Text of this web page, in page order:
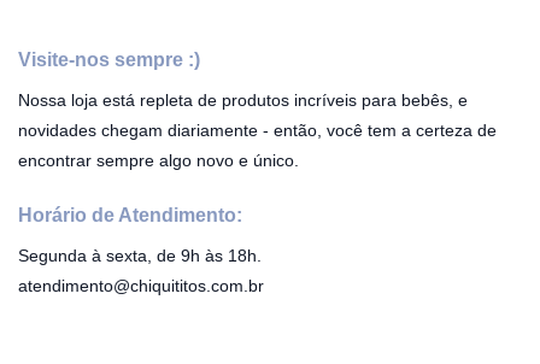
Visite-nos sempre :)
Nossa loja está repleta de produtos incríveis para bebês, e
novidades chegam diariamente - então, você tem a certeza de
encontrar sempre algo novo e único.
Horário de Atendimento:
Segunda à sexta, de 9h às 18h.
atendimento@chiquititos.com.br